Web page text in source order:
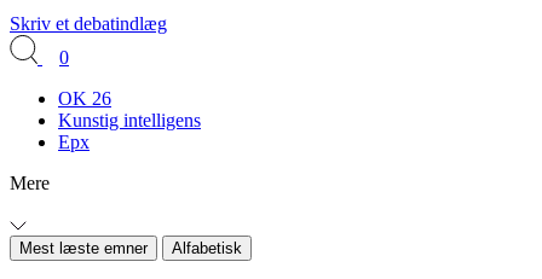
Skriv et debatindlæg
0
OK 26
Kunstig intelligens
Epx
Mere
Mest læste emner Alfabetisk